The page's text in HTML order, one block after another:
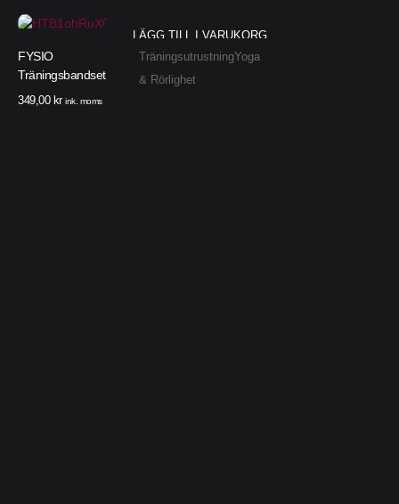
LÄGG TILL I VARUKORG
FYSIO
Träningsbandset
TräningsutrustningYoga
& Rörlighet
349,00 kr ink. moms